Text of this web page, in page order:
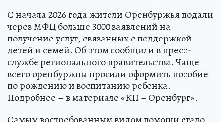
С начала 2026 года жители Оренбуржья подали
через МФЦ больше 3000 заявлений на
получение услуг, связанных с поддержкой
детей и семей. Об этом сообщили в пресс-
службе регионального правительства. Чаще
всего оренбуржцы просили оформить пособие
по рождению и воспитанию ребенка.
Подробнее – в материале «КП – Оренбург».
Самым востребованным видом помощи стало